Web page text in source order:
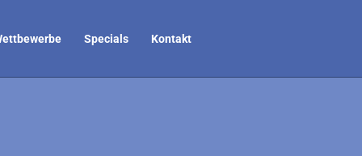
Specials Kontakt